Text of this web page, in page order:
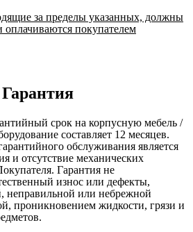
за пределы указанных, должны
оплачиваются покупателем
Гарантия
срок на корпусную мебель /
составляет 12 месяцев.
обслуживания является
и отсутствие механических
Гарантия не
износ или дефекты,
неправильной или небрежной
проникновением жидкости, грязи и